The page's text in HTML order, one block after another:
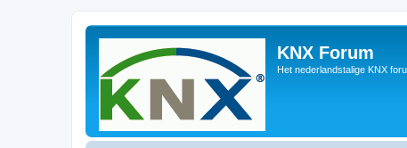
KNX Forum
Het nederlandstalige KNX